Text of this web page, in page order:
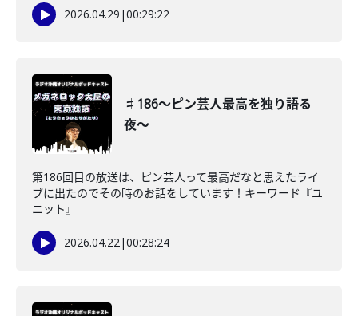
2026.04.29 |00:29:22
♯186〜ピン芸人最高を独り語る
夜〜
第186回目の放送は、ピン芸人って最高だなと思えたライ
ブに出たのでその時のお話をしています！キーワード『ユ
ニット』
2026.04.22|00:28:24